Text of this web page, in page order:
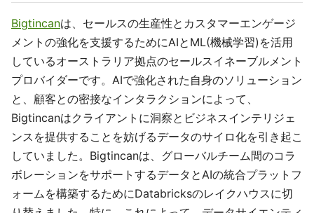
Bigtincanは、セールスの生産性とカスタマーエンゲージ
メントの強化を支援するためにAIとML(機械学習)を活用
しているオーストラリア拠点のセールスイネーブルメント
プロバイダーです。AIで強化された自身のソリューション
と、顧客との密接なインタラクションによって、
Bigtincanはクライアントに洞察とビジネスインテリジェ
ンスを提供することを妨げるデータのサイロ化を引き起こ
していました。Bigtincanは、グローバルチーム間のコラ
ボレーションをサポートするデータとAIの統合プラットフ
ォームを構築するためにDatabricksのレイクハウスに切